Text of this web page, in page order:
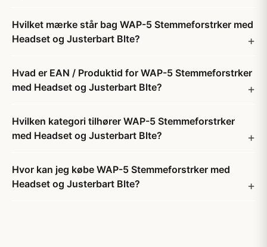
Hvilket mærke står bag WAP-5 Stemmeforstrker med
Headset og Justerbart Blte?
Hvad er EAN / Produktid for WAP-5 Stemmeforstrker
med Headset og Justerbart Blte?
Hvilken kategori tilhører WAP-5 Stemmeforstrker
med Headset og Justerbart Blte?
Hvor kan jeg købe WAP-5 Stemmeforstrker med
Headset og Justerbart Blte?